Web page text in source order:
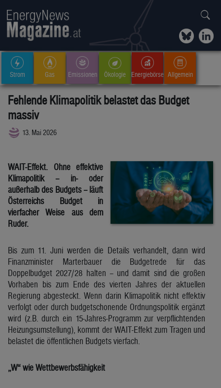
Strom Gas Emissionen Ökologie Energiebörse Allgemein
Fehlende Klimapolitik belastet das Budget
massiv
13. Mai 2026
WAIT-Effekt. Ohne effektive
Klimapolitik – in- oder
außerhalb des Budgets – läuft
Österreichs Budget in
vierfacher Weise aus dem
Ruder.
Bis zum 11. Juni werden die Details verhandelt, dann wird
Finanzminister Marterbauer die Budgetrede für das
Doppelbudget 2027/28 halten – und damit sind die großen
Vorhaben bis zum Ende des vierten Jahres der aktuellen
Regierung abgesteckt. Wenn darin Klimapolitik nicht effektiv
verfolgt oder durch budgetschonende Ordnungspolitik ergänzt
wird (z.B. durch ein 15-Jahres-Programm zur verpflichtenden
Heizungsumstellung), kommt der WAIT-Effekt zum Tragen und
belastet die öffentlichen Budgets vierfach.
„W“ wie Wettbewerbsfähigkeit